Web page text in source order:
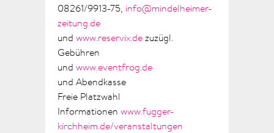
08261/9913-75, info@mindelheimer-
zeitung.de
und www.reservix.de zuzügl.
Gebühren
und www.eventfrog.de
und Abendkasse
Freie Platzwahl
Informationen www.fugger-
kirchheim.de/veranstaltungen